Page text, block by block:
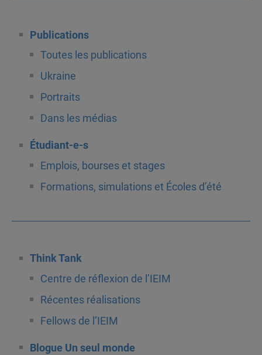
Publications
Toutes les publications
Ukraine
Portraits
Dans les médias
Étudiant-e-s
Emplois, bourses et stages
Formations, simulations et Écoles d’été
Think Tank
Centre de réflexion de l’IEIM
Récentes réalisations
Fellows de l’IEIM
Blogue Un seul monde